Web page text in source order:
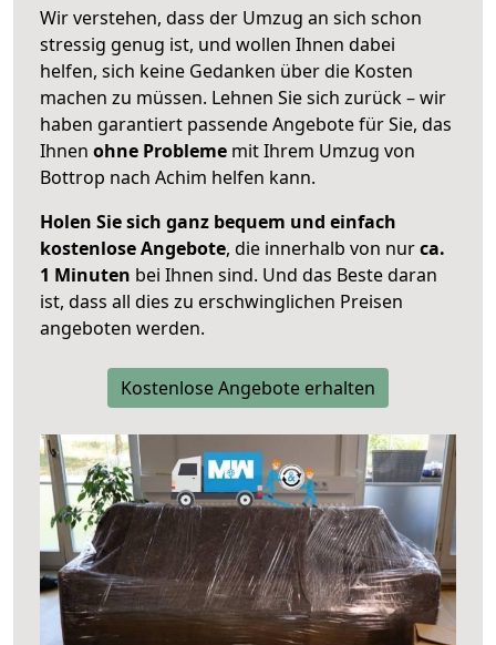
Wir verstehen, dass der Umzug an sich schon
stressig genug ist, und wollen Ihnen dabei
helfen, sich keine Gedanken über die Kosten
machen zu müssen. Lehnen Sie sich zurück – wir
haben garantiert passende Angebote für Sie, das
Ihnen ohne Probleme mit Ihrem Umzug von
Bottrop nach Achim helfen kann.
Holen Sie sich ganz bequem und einfach
kostenlose Angebote, die innerhalb von nurca.
1 Minuten bei Ihnen sind. Und das Beste daran
ist, dass all dies zu erschwinglichen Preisen
angeboten werden.
Kostenlose Angebote erhalten